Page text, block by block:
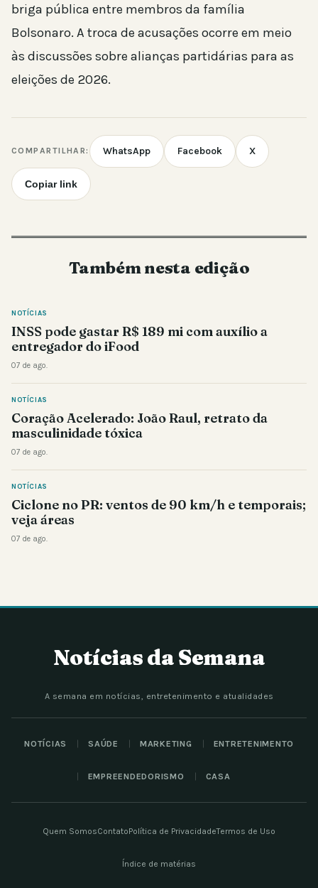
briga pública entre membros da família
Bolsonaro. A troca de acusações ocorre em meio
às discussões sobre alianças partidárias para as
eleições de 2026.
COMPARTILHAR: WhatsApp Facebook X
Copiar link
Também nesta edição
NOTÍCIAS
INSS pode gastar R$ 189 mi com auxílio a
entregador do iFood
07 de ago.
NOTÍCIAS
Coração Acelerado: João Raul, retrato da
masculinidade tóxica
07 de ago.
NOTÍCIAS
Ciclone no PR: ventos de 90 km/h e temporais;
veja áreas
07 de ago.
Notícias da Semana
A semana em notícias, entretenimento e atualidades
NOTÍCIAS SAÚDE MARKETING ENTRETENIMENTO
EMPREENDEDORISMO CASA
Quem SomosContatoPolítica de PrivacidadeTermos de Uso
Índice de matérias